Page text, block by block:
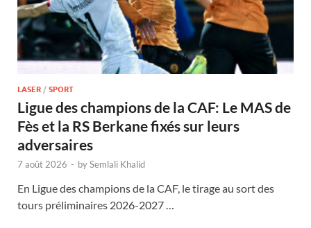
LASER / SPORT
Ligue des champions de la CAF: Le MAS de
Fès et la RS Berkane fixés sur leurs
adversaires
7 août 2026 - bySemlali Khalid
En Ligue des champions de la CAF, le tirage au sort des
tours préliminaires 2026-2027 …